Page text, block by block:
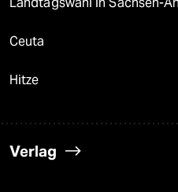
Ceuta
Hitze
Verlag